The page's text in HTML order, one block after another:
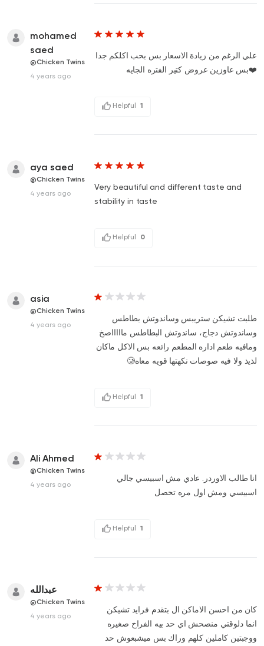
mohamed
saed
@Chicken Twins
4 years ago
علي الرغم من زيادة الاسعار بس بحب اكلكم جدا
❤️بس عاوزين عروض كتير الفتره الجايه
Helpful 1
aya saed
@Chicken Twins
4 years ago
Very beautiful and different taste and
stability in taste
Helpful 0
asia
@Chicken Twins
4 years ago
طلبت تشيكن ستريبس وساندوتش بطاطس
وساندوتش دجاج، ساندوتش البطاطس ماااااصخ
ومافيه طعم اداره المطعم رائعه بس الاكل ماكان
لذيذ ولا فيه صوصات نكهتها قويه معاه🥲
Helpful 1
Ali Ahmed
@Chicken Twins
4 years ago
انا طالب الاوردر. عادي مش اسبيسي جالي
اسبيسي ومش اول مره تحصل
Helpful 1
عبدالله
@Chicken Twins
4 years ago
كان من احسن الاماكن ال بتقدم فرايد تشيكن
انما دلوقتي منصحش اي حد بيه الفراخ صغيره
ووجبتين كاملين كلهم وراك بس ميشبعوش حد